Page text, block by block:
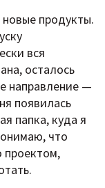
продукты.
вся
осталось
направление —
появилась
папка, куда я
что
проектом,